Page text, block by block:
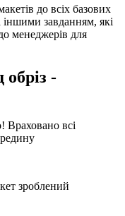
до всіх базових
іншими завданням, які
менеджерів для
-
Враховано всі
зроблений